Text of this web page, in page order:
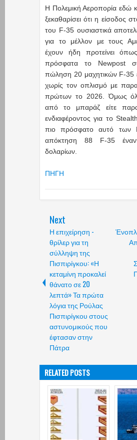
Η Πολεμική Αεροπορία εδώ
ξεκαθαρίσει ότι η είσοδος
του F-35 oυσιαστικά
για το μέλλον με τους
έχουν ήδη προτείνει
πρόσφατα το Newpost
πώληση 20 μαχητικών F-35
χωρίς τον οπλισμό με
πρώτων το 2026. Όμως
από το μπαράζ είτε
ενδιαφέροντος για το
πιο πρόσφατο αυτό των
απόκτηση 88 F-35
δολαρίων.
ΠΗΓΗ
Next
Η επιχείρηση -
θρίλερ για τη
σύλληψη της
Πισπιρίγκου: «Η
κεταμίνη προκαλεί
θάνατο σε 20
λεπτά» Τα πρώτα
λόγια της Ρούλας
Πισπιρίγκου στους
αστυνομικούς που
έφτασαν στην
Πάτρα
RELATED POSTS